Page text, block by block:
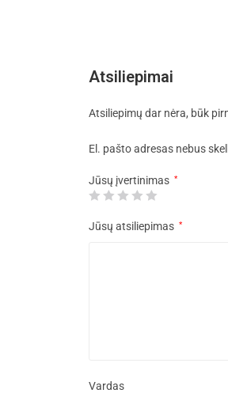
Atsiliepimai
Atsiliepimų dar nėra, būk
El. pašto adresas nebus
Jūsų įvertinimas *
Jūsų atsiliepimas *
Vardas